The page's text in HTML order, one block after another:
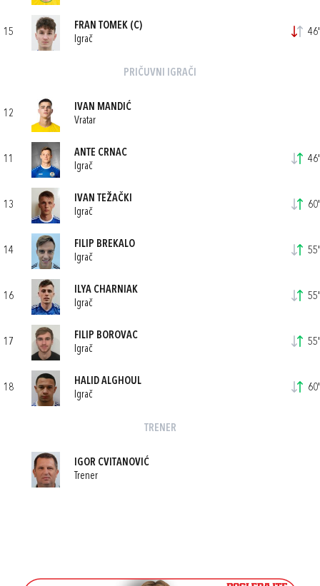
15
FRAN TOMEK (C)
Igrač
46'
PRIČUVNI IGRAČI
12
IVAN MANDIĆ
Vratar
11
ANTE CRNAC
Igrač
46'
13
IVAN TEŽAČKI
Igrač
60'
14
FILIP BREKALO
Igrač
55'
16
ILYA CHARNIAK
Igrač
55'
17
FILIP BOROVAC
Igrač
55'
18
HALID ALGHOUL
Igrač
60'
TRENER
IGOR CVITANOVIĆ
Trener